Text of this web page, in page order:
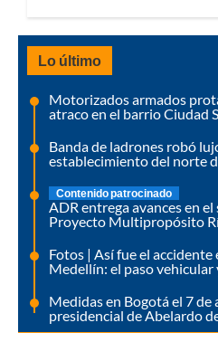
Lo último
Motorizados armados
atraco en el barrio Ciudad
Banda de ladrones robó
establecimiento del norte
Contenido patrocinado
ADR entrega avances en
Proyecto Multipropósito
Fotos | Así fue el
Medellín: el paso
Medidas en Bogotá el 7
presidencial de Abelardo